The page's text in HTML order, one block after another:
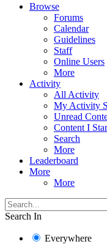
Browse
Forums
Calendar
Guidelines
Staff
Online Users
More
Activity
All Activity
My Activity
Unread
Content I
Search
More
Leaderboard
More
More
Search In
Everywhere